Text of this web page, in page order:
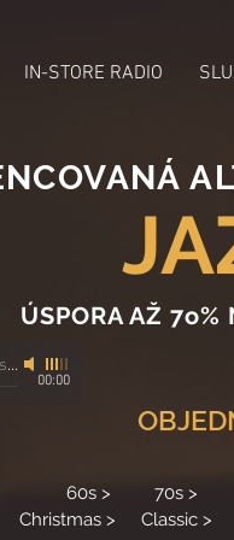
IN-STORE RADIO
ÚSPORA AŽ 7o%
s alternativními správci
00:00
60s > 70s >
Christmas > Classic >